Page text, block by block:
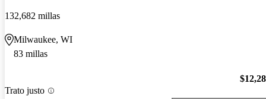
132,682 millas
Milwaukee, WI
83 millas
Trato justo